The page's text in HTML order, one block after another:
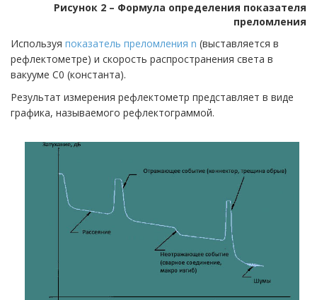
Рисунок 2 – Формула определения показателя
преломления
Используя показатель преломления n (выставляется в
рефлектометре) и скорость распространения света в
вакууме C0 (константа).
Результат измерения рефлектометр представляет в виде
графика, называемого рефлектограммой.